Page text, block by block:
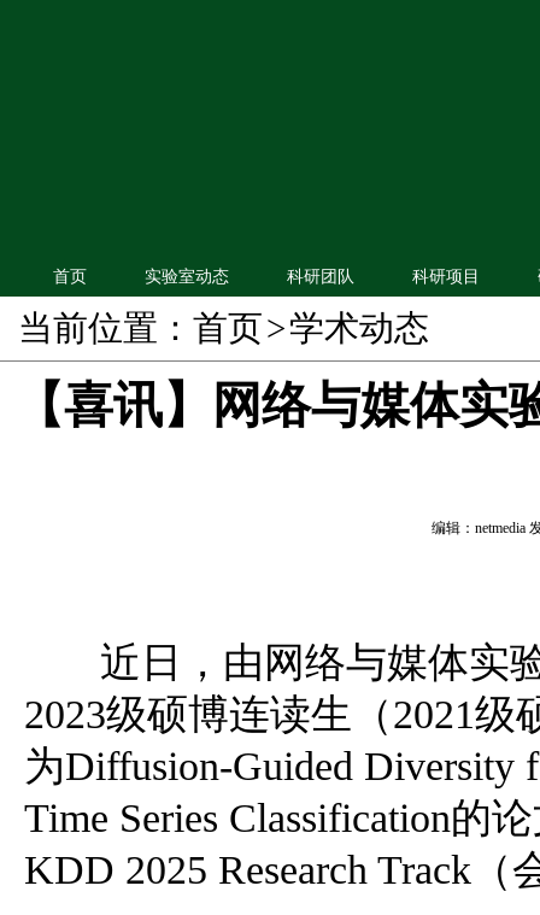
首页 实验室动态 科研团队 科研项目
当前位置： 首页>学术动态
【喜讯】网络与媒体
编辑：netmedia
近日，由网络与媒体实验
2023级硕博连读生（2021
为Diffusion-Guided Diversity
Time Series Classification的
KDD 2025 Research Track